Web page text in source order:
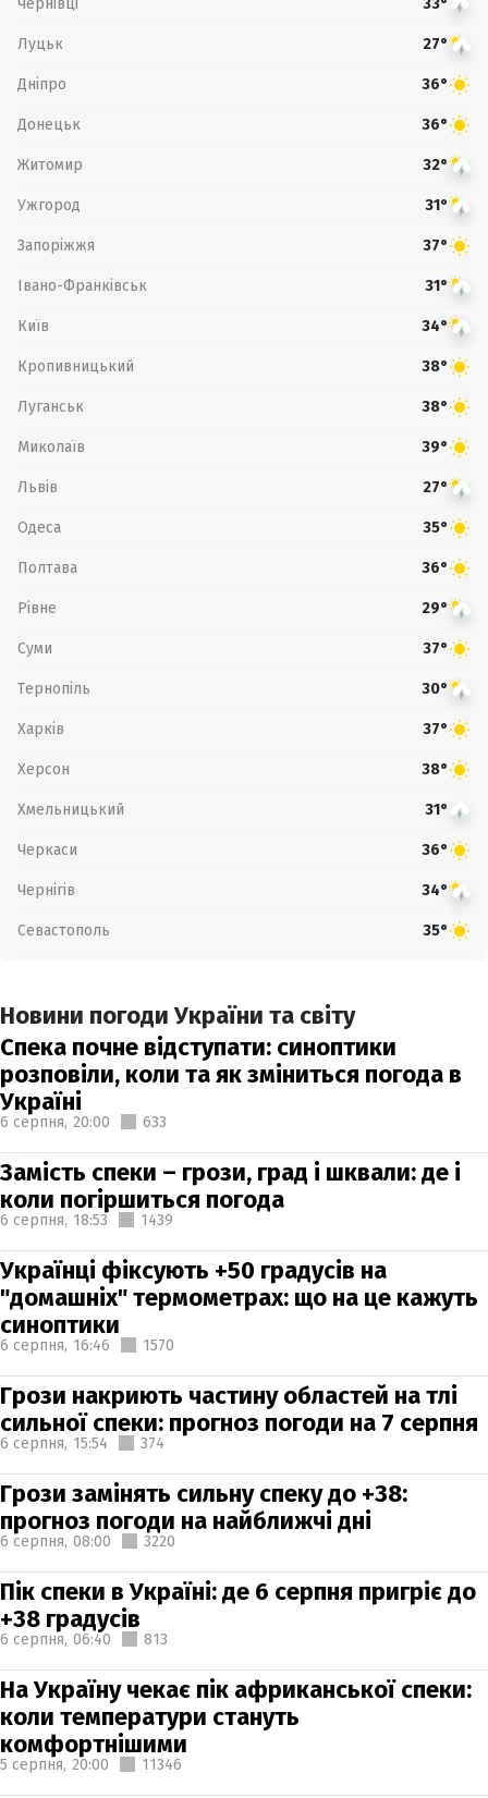
33°
Луцьк 27°
Дніпро 36°
Донецьк 36°
Житомир 32°
Ужгород 31°
Запоріжжя 37°
Івано-Франківськ 31°
Київ 34°
Кропивницький 38°
Луганськ 38°
Миколаїв 39°
Львів 27°
Одеса 35°
Полтава 36°
Рівне 29°
Суми 37°
Тернопіль 30°
Харків 37°
Херсон 38°
Хмельницький 31°
Черкаси 36°
Чернігів 34°
Севастополь 35°
Новини погоди України та світу
Спека почне відступати: синоптики
розповіли, коли та як зміниться погода в
Україні
6 серпня, 20:00 633
Замість спеки – грози, град і шквали: де і
коли погіршиться погода
6 серпня, 18:53 1439
Українці фіксують +50 градусів на
"домашніх" термометрах: що на це кажуть
синоптики
6 серпня, 16:46 1570
Грози накриють частину областей на тлі
сильної спеки: прогноз погоди на 7 серпня
6 серпня, 15:54 374
Грози замінять сильну спеку до +38:
прогноз погоди на найближчі дні
6 серпня, 08:00 3220
Пік спеки в Україні: де 6 серпня пригріє до
+38 градусів
6 серпня, 06:40 813
На Україну чекає пік африканської спеки:
коли температури стануть
комфортнішими
5 серпня, 20:00 11346